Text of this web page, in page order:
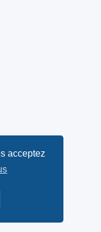
acceptez